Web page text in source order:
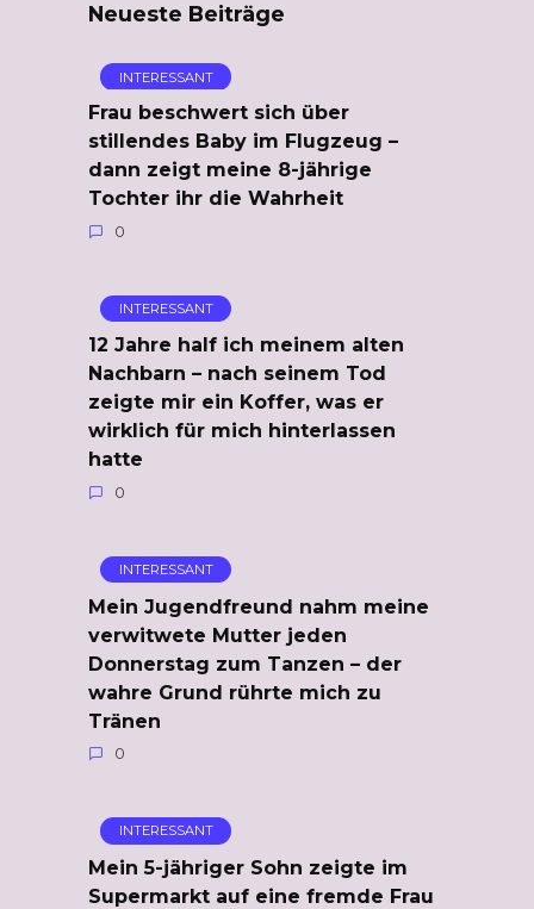
Neueste Beiträge
INTERESSANT
Frau beschwert sich über
stillendes Baby im Flugzeug –
dann zeigt meine 8-jährige
Tochter ihr die Wahrheit
0
INTERESSANT
12 Jahre half ich meinem alten
Nachbarn – nach seinem Tod
zeigte mir ein Koffer, was er
wirklich für mich hinterlassen
hatte
0
INTERESSANT
Mein Jugendfreund nahm meine
verwitwete Mutter jeden
Donnerstag zum Tanzen – der
wahre Grund rührte mich zu
Tränen
0
INTERESSANT
Mein 5-jähriger Sohn zeigte im
Supermarkt auf eine fremde Frau